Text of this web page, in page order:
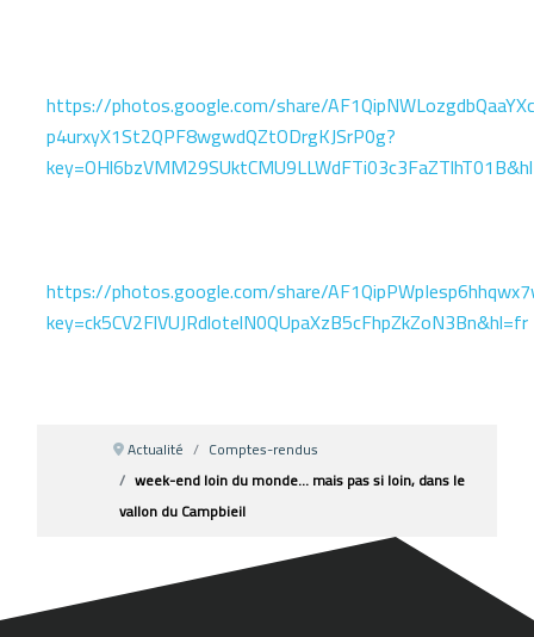
https://photos.google.com/share/
p4urxyX1St2QPF8wgwdQZtODrgKJSrP0g?
https://photos.google.com/share/
key=ck5CV2FlVUJRdlotelN0QUpaXzB5cFhpZkZoN3Bn&hl=fr
Actualité
Comptes-rendus
week-end loin du monde... mais pas si loin, dans le
vallon du Campbieil